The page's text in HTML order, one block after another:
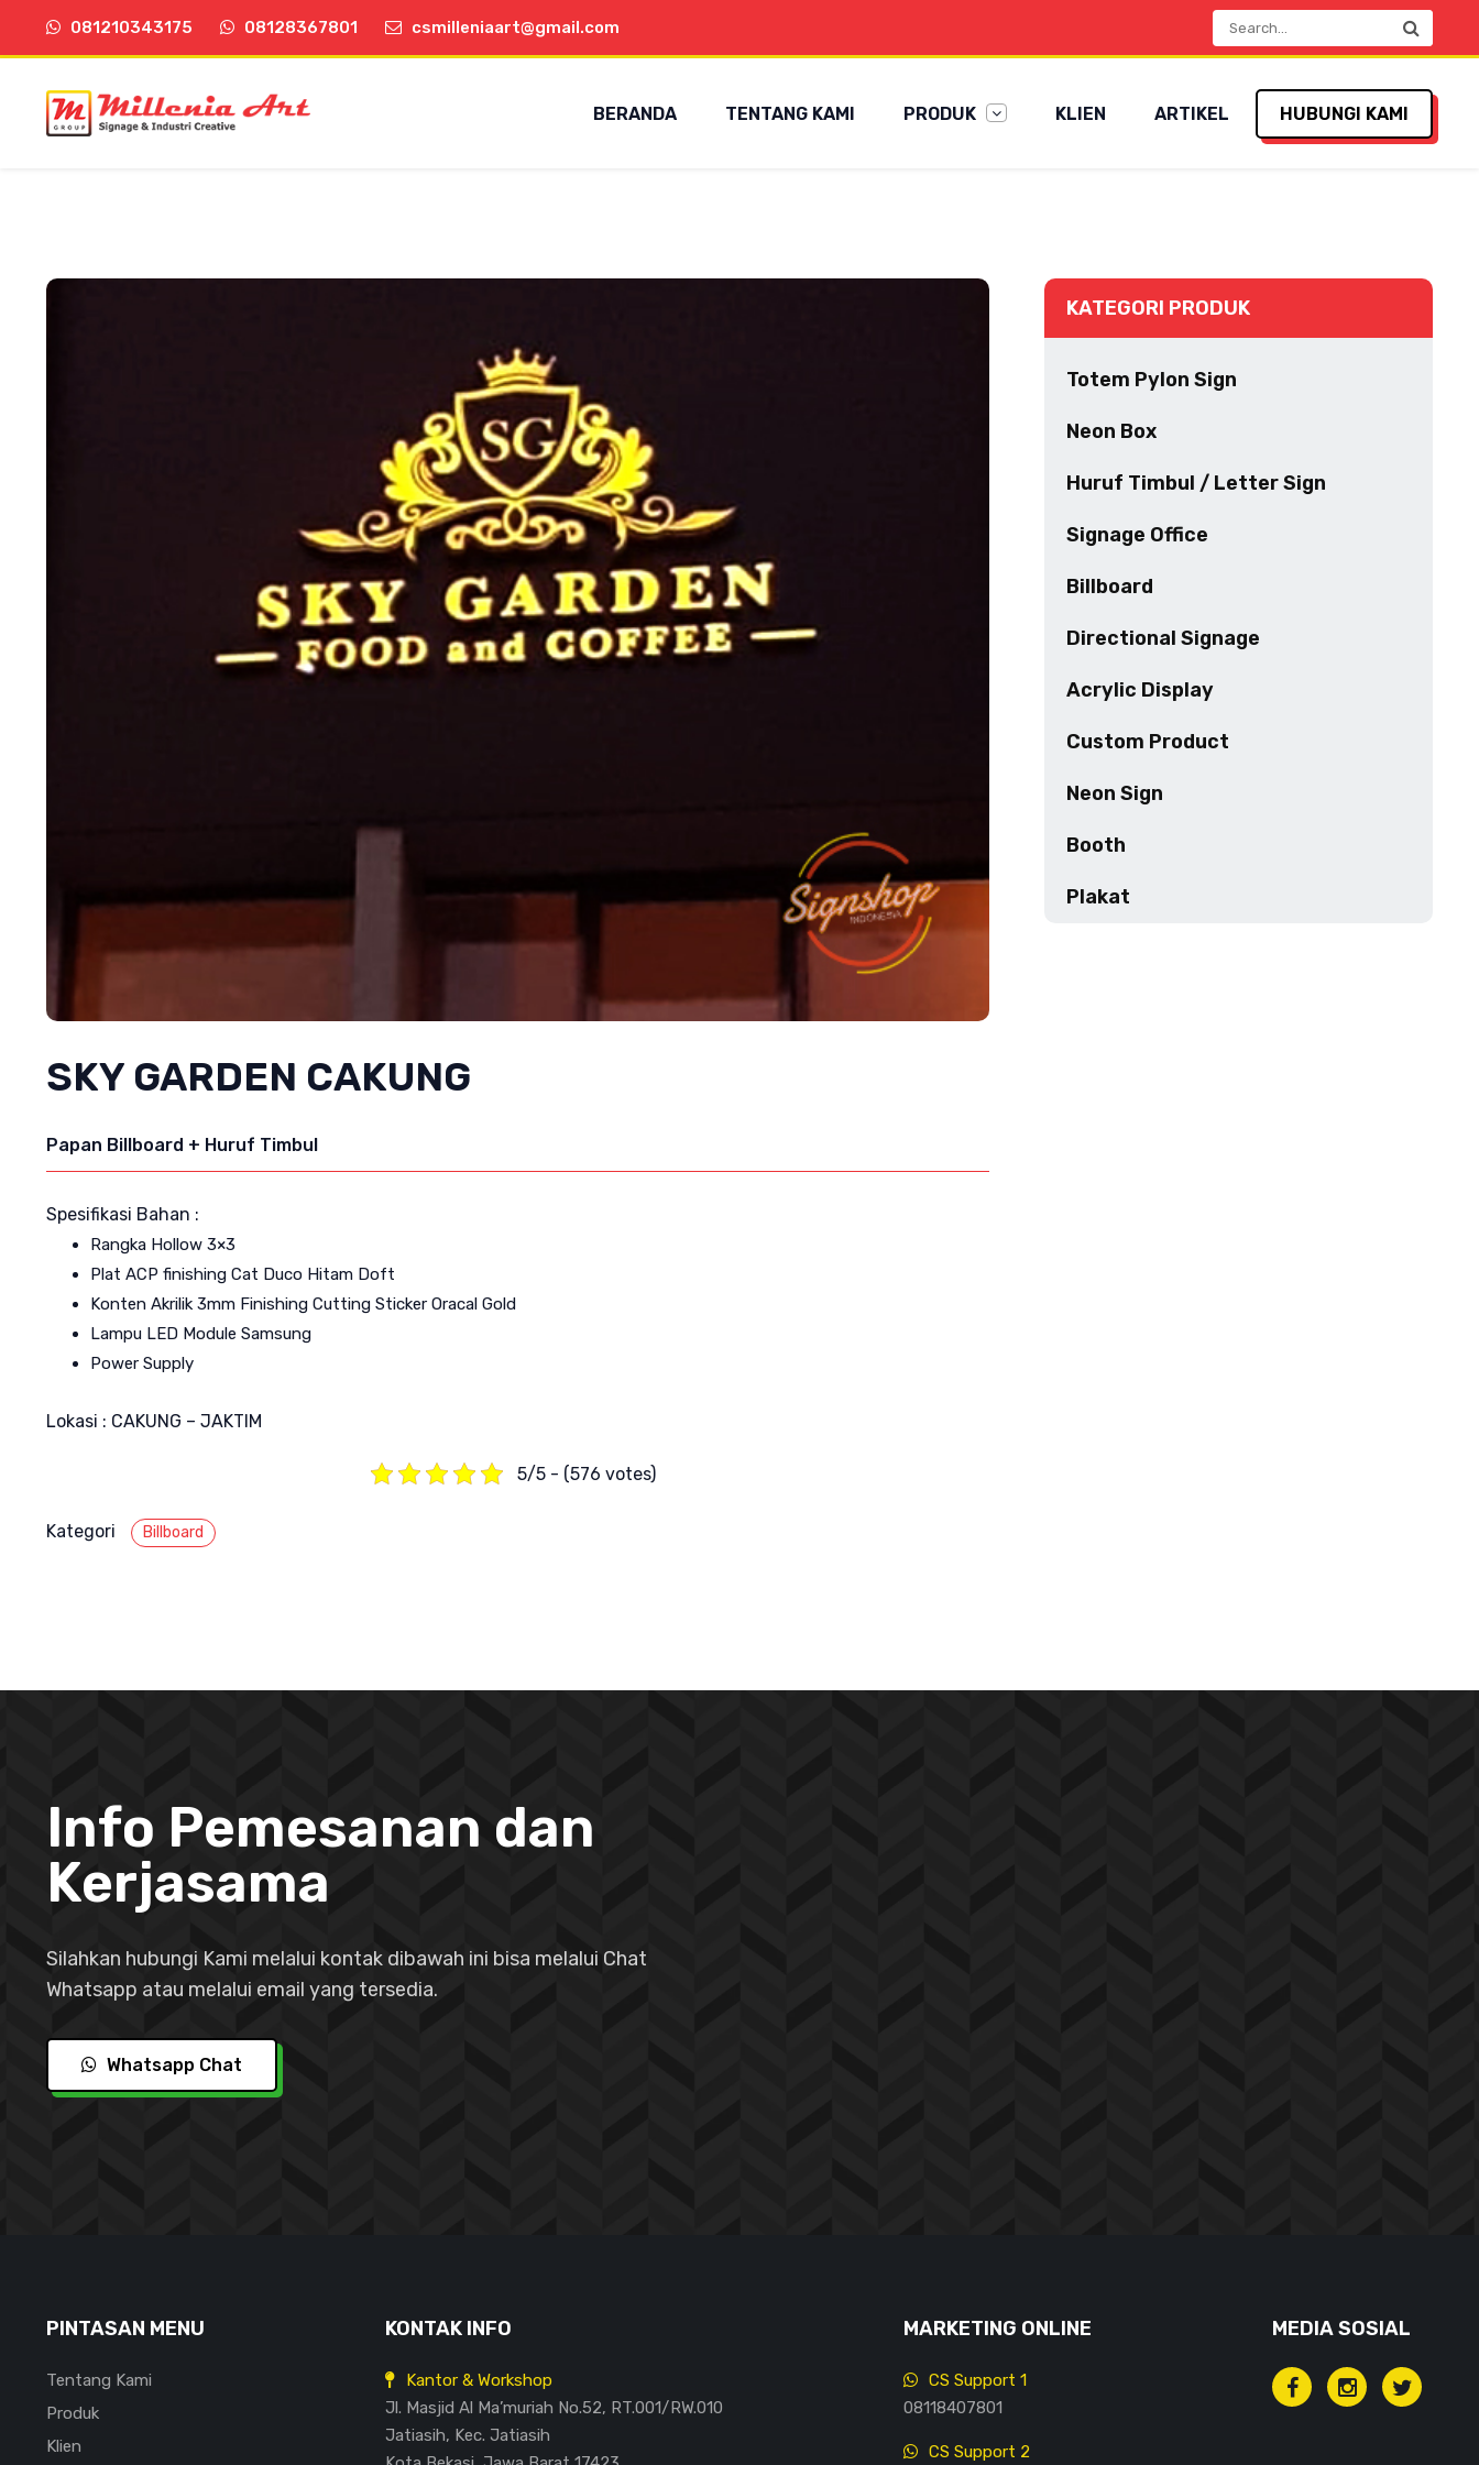
081210343175 08128367801 csmilleniaart@gmail.com
BERANDA TENTANG KAMI PRODUK KLIEN ARTIKEL HUBUNGI KAMI
SKY GARDEN CAKUNG
Papan Billboard + Huruf Timbul
Spesifikasi Bahan :
Rangka Hollow 3×3
Plat ACP finishing Cat Duco Hitam Doft
Konten Akrilik 3mm Finishing Cutting Sticker Oracal Gold
Lampu LED Module Samsung
Power Supply
Lokasi : CAKUNG – JAKTIM
5/5 - (576 votes)
Kategori Billboard
KATEGORI PRODUK
Totem Pylon Sign
Neon Box
Huruf Timbul / Letter Sign
Signage Office
Billboard
Directional Signage
Acrylic Display
Custom Product
Neon Sign
Booth
Plakat
Info Pemesanan dan
Kerjasama
Silahkan hubungi Kami melalui kontak dibawah ini bisa melalui Chat
Whatsapp atau melalui email yang tersedia.
Whatsapp Chat
PINTASAN MENU
Tentang Kami
Produk
Klien
KONTAK INFO
Kantor & Workshop
Jl. Masjid Al Ma’muriah No.52, RT.001/RW.010
Jatiasih, Kec. Jatiasih
MARKETING ONLINE
CS Support 1
08118407801
CS Support 2
MEDIA SOSIAL